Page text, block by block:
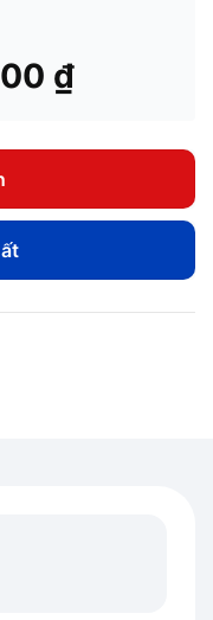
₫Khoảng
từ
99.000
đến